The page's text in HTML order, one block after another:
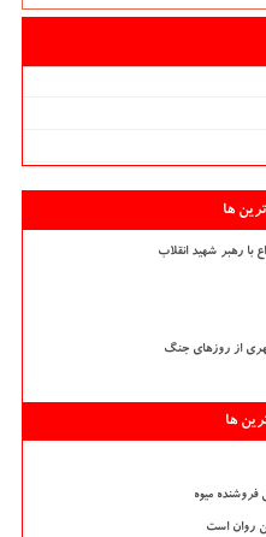
ها
با رهبر شهید انقلاب
از روزهای جنگ
ها
روان است